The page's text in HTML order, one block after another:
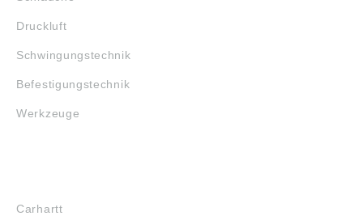
Druckluft
Schwingungstechnik
Befestigungstechnik
Werkzeuge
Carhartt